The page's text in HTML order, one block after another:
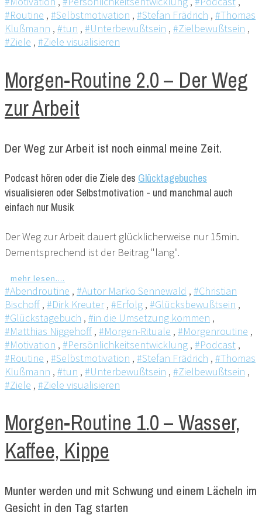
#Routine , #Selbstmotivation , #Stefan Frädrich , #Thomas
Klußmann , #tun , #Unterbewußtsein , #Zielbewußtsein ,
#Ziele , #Ziele visualisieren
Morgen-Routine 2.0 – Der Weg
zur Arbeit
Der Weg zur Arbeit ist noch einmal meine Zeit.
Podcast hören oder die Ziele des Glücktagebuches
visualisieren oder Selbstmotivation - und manchmal auch
einfach nur Musik
Der Weg zur Arbeit dauert glücklicherweise nur 15min.
Dementsprechend ist der Beitrag "lang".
mehr lesen....
#Abendroutine , #Autor Marko Sennewald , #Christian
Bischoff , #Dirk Kreuter, #Erfolg , #Glücksbewußtsein ,
#Glückstagebuch , #in die Umsetzung kommen ,
#Matthias Niggehoff , #Morgen-Rituale , #Morgenroutine ,
#Motivation , #Persönlichkeitsentwicklung , #Podcast ,
#Routine , #Selbstmotivation , #Stefan Frädrich , #Thomas
Klußmann , #tun , #Unterbewußtsein , #Zielbewußtsein ,
#Ziele , #Ziele visualisieren
Morgen-Routine 1.0 – Wasser,
Kaffee, Kippe
Munter werden und mit Schwung und einem Lächeln im
Gesicht in den Tag starten